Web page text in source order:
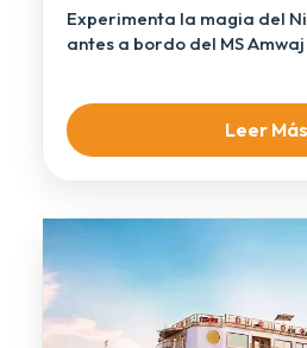
Experimenta la magia del
antes a bordo del MS
Leer Más